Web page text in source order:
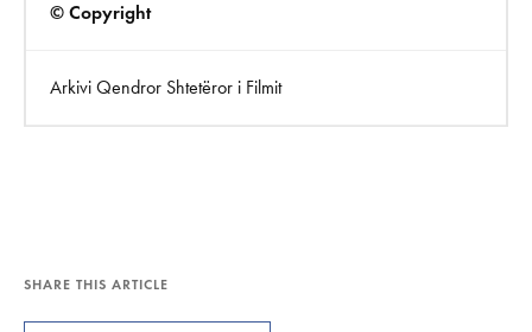
© Copyright
Arkivi Qendror Shtetëror i Filmit
SHARE THIS ARTICLE